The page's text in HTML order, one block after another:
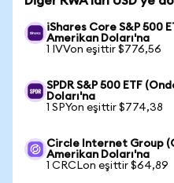
iShares Core S&P 500
Amerikan Doları'na
1 IVVon eşittir $776,56
SPDR S&P 500 ETF
Doları'na
1 SPYon eşittir $774,38
Circle Internet Group
Amerikan Doları'na
1 CRCLon eşittir $64,89